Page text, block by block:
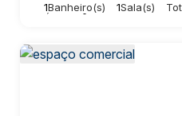
1Banheiro(s) 1Sala(s)
Útil:
77m²